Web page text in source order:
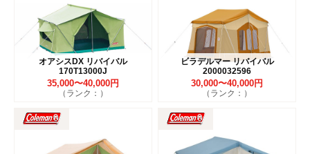
オアシスDX リバイバル
170T13000J
35,000〜40,000円
（ランク：）
ビラデルマー リバイバル
2000032596
30,000〜40,000円
（ランク：）